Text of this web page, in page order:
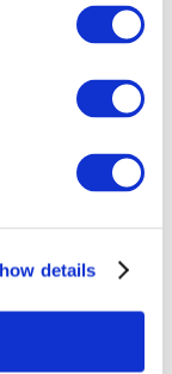
details
Összes
Concertos